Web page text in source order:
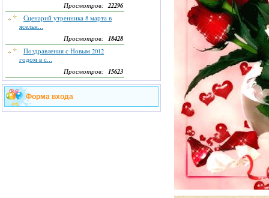
Просмотров:22296
Сценарий утренника 8 марта в
ясельн...
Просмотров: 18428
Поздравления с Новым 2012
годом в с...
Просмотров: 15623
Форма входа